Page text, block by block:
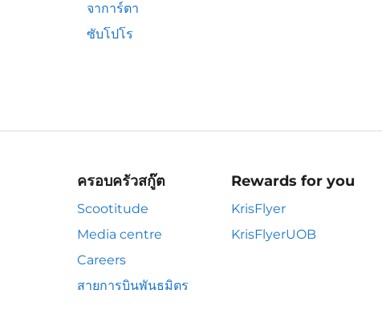
จาการ์ตา
ซับโปโร
ครอบครัวสกู๊ต
Scootitude
Media centre
Careers
สายการบินพันธมิตร
Rewards for you
KrisFlyer
KrisFlyerUOB